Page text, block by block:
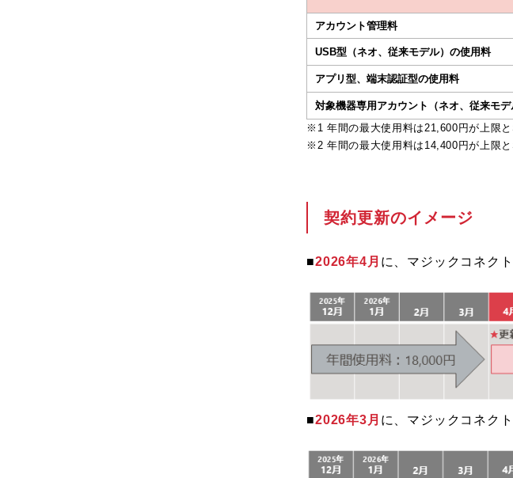
アカウント管理料
USB型（ネオ、従来モデル）の使用料
アプリ型、端末認証型の使用料
対象機器専用アカウント（ネオ、従来モ
※1 年間の最大使用料は21,600円が上限と
※2 年間の最大使用料は14,400円が上限と
契約更新のイメージ
■2026年4月 に、マジックコネク
■2026年3月 に、マジックコネク